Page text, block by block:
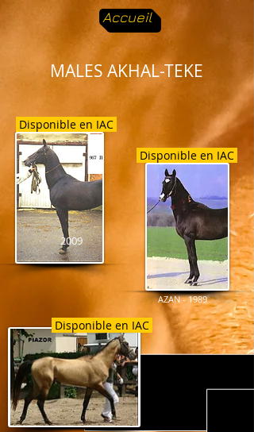
MALES AKHAL-TEKE
Accueil
Disponible en IAC
Disponible en IAC
AZAN - 1989
2009
Disponible en IAC